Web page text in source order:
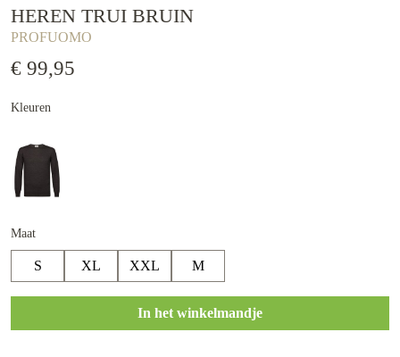
HEREN TRUI BRUIN
PROFUOMO
€ 99,95
Kleuren
Maat
S XL XXL M
In het winkelmandje